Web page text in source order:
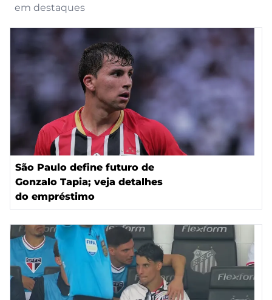
em destaques
São Paulo define futuro de
Gonzalo Tapia; veja detalhes
do empréstimo